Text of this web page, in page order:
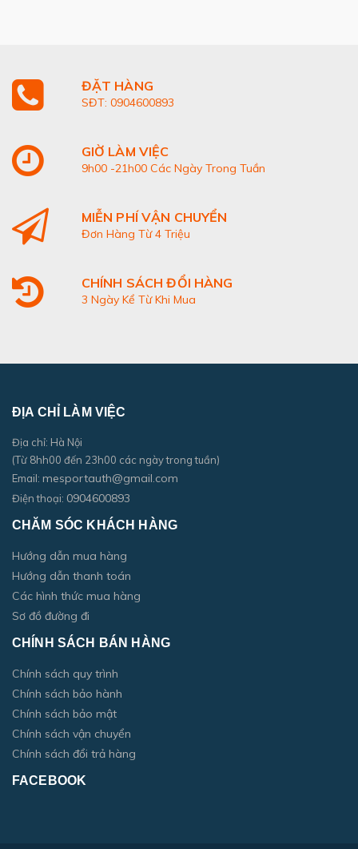
ĐẶT HÀNG
SĐT: 0904600893
GIỜ LÀM VIỆC
9h00 -21h00 Các Ngày Trong Tuần
MIỄN PHÍ VẬN CHUYỂN
Đơn Hàng Từ 4 Triệu
CHÍNH SÁCH ĐỔI HÀNG
3 Ngày Kể Từ Khi Mua
ĐỊA CHỈ LÀM VIỆC
Địa chỉ: Hà Nội
(Từ 8hh00 đến 23h00 các ngày trong tuần)
Email: mesportauth@gmail.com
Điện thoại: 0904600893
CHĂM SÓC KHÁCH HÀNG
Hướng dẫn mua hàng
Hướng dẫn thanh toán
Các hình thức mua hàng
Sơ đồ đường đi
CHÍNH SÁCH BÁN HÀNG
Chính sách quy trình
Chính sách bảo hành
Chính sách bảo mật
Chính sách vận chuyển
Chính sách đổi trả hàng
FACEBOOK